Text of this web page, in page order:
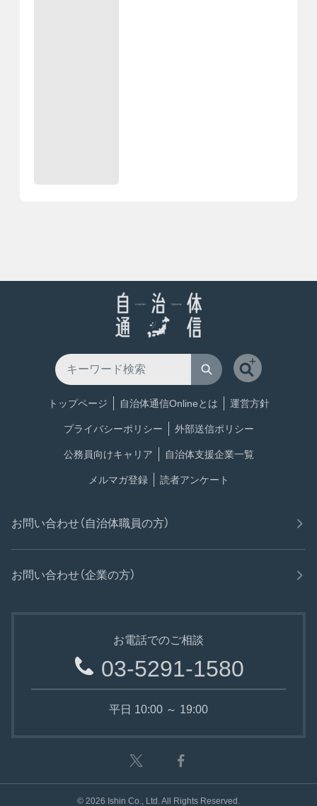
トップページ 自治体通信Onlineとは 運営方針
プライバシーポリシー 外部送信ポリシー
公務員向けキャリア 自治体支援企業一覧
メルマガ登録 読者アンケート
お問い合わせ（自治体職員の方）
お問い合わせ（企業の方）
お電話でのご相談
03-5291-1580
平日 10:00 ～ 19:00
© 2026 Ishin Co., Ltd. All Rights Reserved.